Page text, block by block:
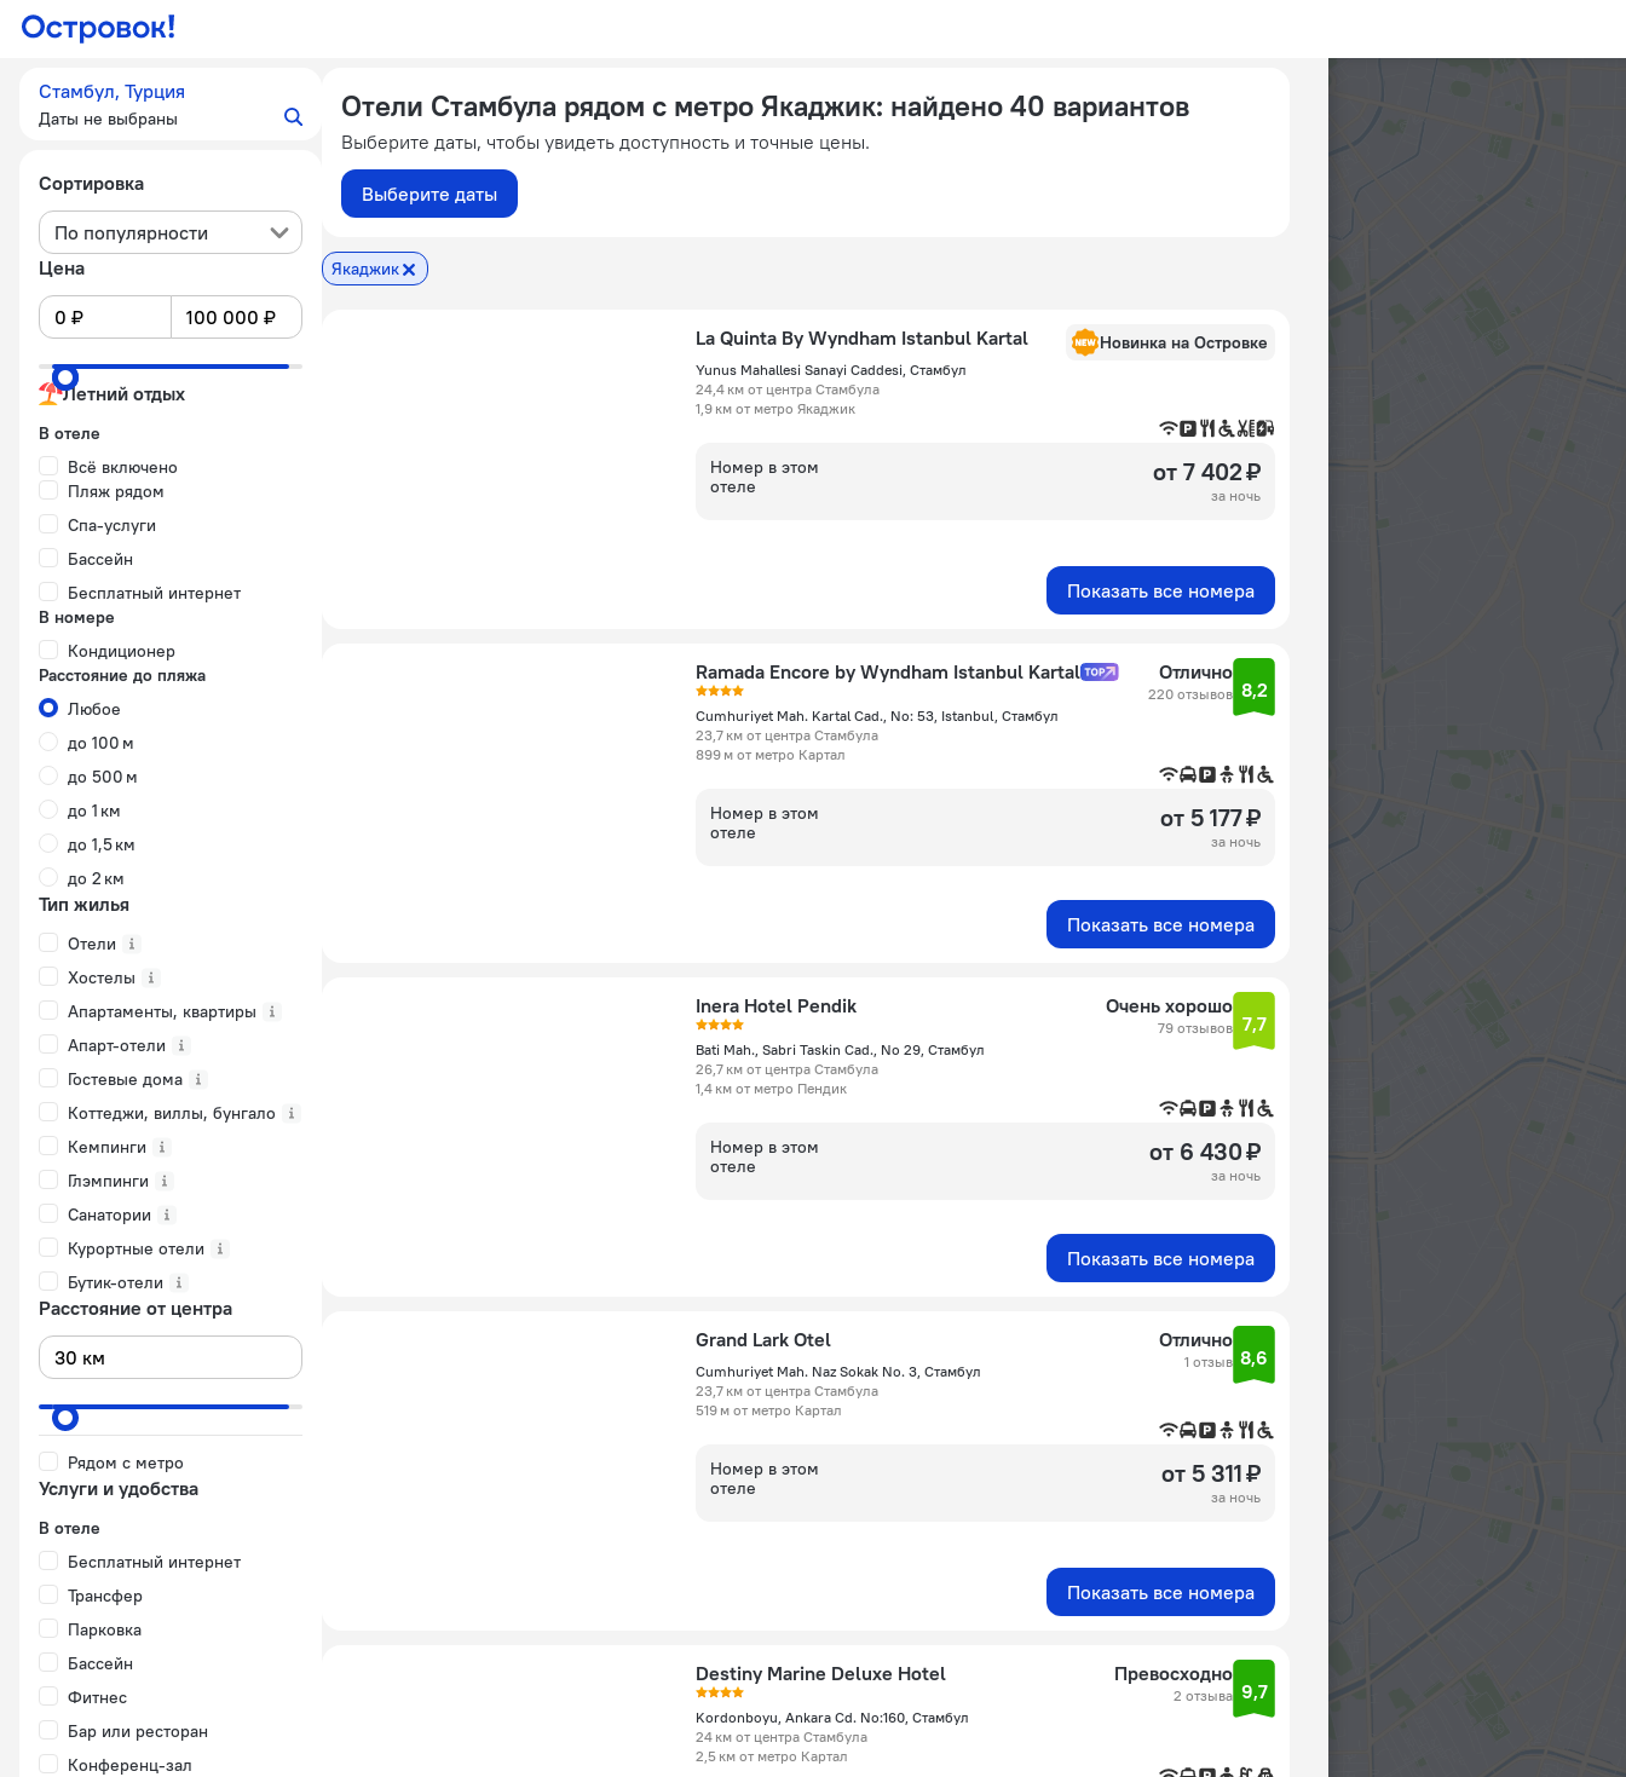
Стамбул, Турция
Даты не выбраны
Сортировка
По популярности
Цена
Летний отдых
В отеле
Всё включено
Пляж рядом
Спа-услуги
Бассейн
Бесплатный интернет
В номере
Кондиционер
Расстояние до пляжа
Любое
до 100 м
до 500 м
до 1 км
до 1,5 км
до 2 км
Тип жилья
Отели
Хостелы
Апартаменты, квартиры
Апарт-отели
Гостевые дома
Коттеджи, виллы, бунгало
Кемпинги
Глэмпинги
Санатории
Курортные отели
Бутик-отели
Расстояние от центра
Рядом с метро
Услуги и удобства
В отеле
Бесплатный интернет
Трансфер
Парковка
Бассейн
Фитнес
Бар или ресторан
Конференц-зал
Отели Стамбула рядом с метро Якаджик: найдено 40 вариантов
Выберите даты, чтобы увидеть доступность и точные цены.
Выберите даты
Якаджик
La Quinta By Wyndham Istanbul Kartal
Yunus Mahallesi Sanayi Caddesi, Стамбул
24,4 км от центра Стамбула
1,9 км от метро Якаджик
Новинка на Островке
Номер в этом
отеле
от 7 402 ₽
за ночь
Показать все номера
Ramada Encore by Wyndham Istanbul Kartal
Cumhuriyet Mah. Kartal Cad., No: 53, Istanbul, Стамбул
23,7 км от центра Стамбула
899 м от метро Картал
Отлично
220 отзывов 8,2
Номер в этом
отеле
от 5 177 ₽
за ночь
Показать все номера
Inera Hotel Pendik
Bati Mah., Sabri Taskin Cad., No 29, Стамбул
26,7 км от центра Стамбула
1,4 км от метро Пендик
Очень хорошо
79 отзывов 7,7
Номер в этом
отеле
от 6 430 ₽
за ночь
Показать все номера
Grand Lark Otel
Cumhuriyet Mah. Naz Sokak No. 3, Стамбул
23,7 км от центра Стамбула
519 м от метро Картал
Отлично
1 отзыв 8,6
Номер в этом
отеле
от 5 311 ₽
за ночь
Показать все номера
Destiny Marine Deluxe Hotel
Kordonboyu, Ankara Cd. No:160, Стамбул
24 км от центра Стамбула
2,5 км от метро Картал
Превосходно
2 отзыва 9,7